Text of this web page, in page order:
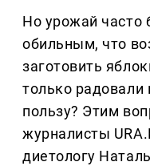
Но урожай часто
обильным, что
заготовить
только радовали
пользу? Этим
журналисты
диетологу